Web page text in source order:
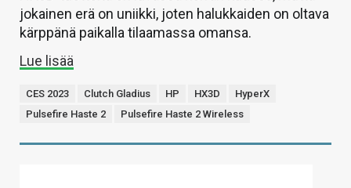
jokainen erä on uniikki, joten halukkaiden on oltava
kärppänä paikalla tilaamassa omansa.
Lue lisää
CES 2023 Clutch Gladius HP HX3D
HyperX
Pulsefire Haste 2
Pulsefire Haste 2 Wireless